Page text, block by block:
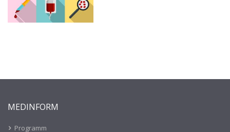
MEDINFORM
Programm